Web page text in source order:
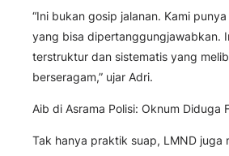
“Ini bukan gosip jalanan. Kami
yang bisa dipertanggungjawabkan.
terstruktur dan sistematis yang
berseragam,” ujar Adri.
Aib di Asrama Polisi: Oknum Diduga
Tak hanya praktik suap, LMND juga